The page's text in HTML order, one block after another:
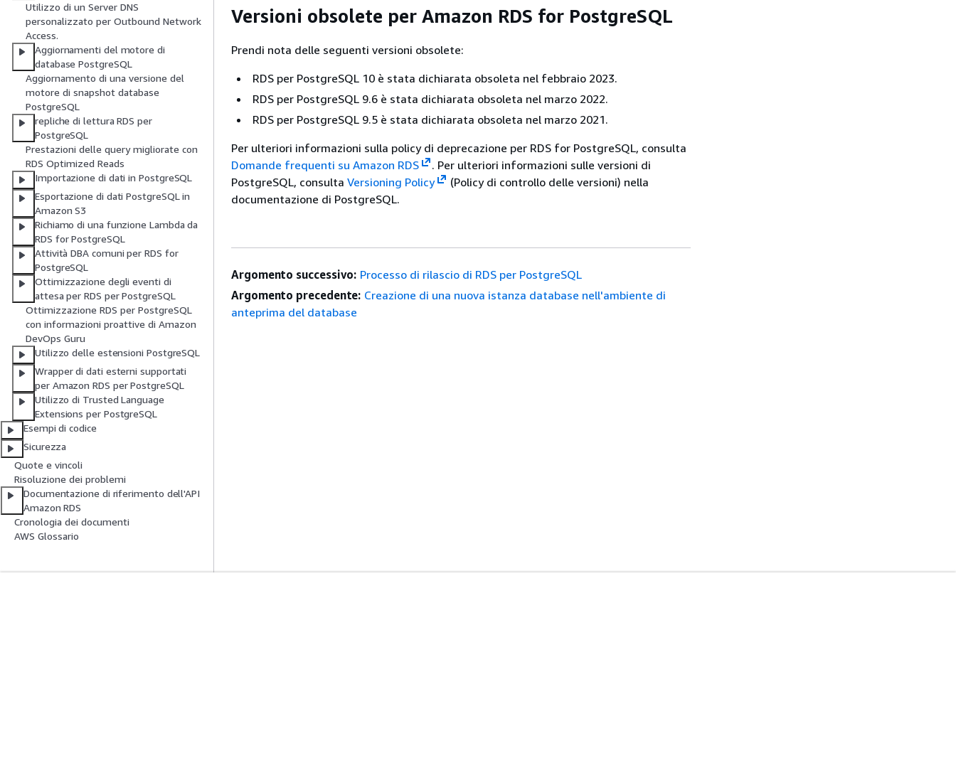
Utilizzo di un Server DNS
personalizzato per Outbound Network
Access.
Aggiornamenti del motore di
database PostgreSQL
Aggiornamento di una versione del
motore di snapshot database
PostgreSQL
repliche di lettura RDS per
PostgreSQL
Prestazioni delle query migliorate con
RDS Optimized Reads
Importazione di dati in PostgreSQL
Esportazione di dati PostgreSQL in
Amazon S3
Richiamo di una funzione Lambda da
RDS for PostgreSQL
Attività DBA comuni per RDS for
PostgreSQL
Ottimizzazione degli eventi di
attesa per RDS per PostgreSQL
Ottimizzazione RDS per PostgreSQL
con informazioni proattive di Amazon
DevOps Guru
Utilizzo delle estensioni PostgreSQL
Wrapper di dati esterni supportati
per Amazon RDS per PostgreSQL
Utilizzo di Trusted Language
Extensions per PostgreSQL
Esempi di codice
Sicurezza
Quote e vincoli
Risoluzione dei problemi
Documentazione di riferimento dell'API
Amazon RDS
Cronologia dei documenti
AWS Glossario
Versioni obsolete per Amazon RDS for PostgreSQL
Prendi nota delle seguenti versioni obsolete:
RDS per PostgreSQL 10 è stata dichiarata obsoleta nel febbraio 2023.
RDS per PostgreSQL 9.6 è stata dichiarata obsoleta nel marzo 2022.
RDS per PostgreSQL 9.5 è stata dichiarata obsoleta nel marzo 2021.
Per ulteriori informazioni sulla policy di deprecazione per RDS for PostgreSQL, consulta
Domande frequenti su Amazon RDS
. Per ulteriori informazioni sulle versioni di
PostgreSQL, consulta Versioning Policy
(Policy di controllo delle versioni) nella
documentazione di PostgreSQL.
Argomento successivo: Processo di rilascio di RDS per PostgreSQL
Argomento precedente: Creazione di una nuova istanza database nell'ambiente di
anteprima del database